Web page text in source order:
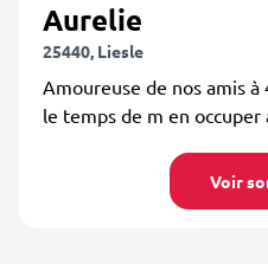
Aurelie
25440, Liesle
Amoureuse de nos amis
le temps de m en occuper
Voir